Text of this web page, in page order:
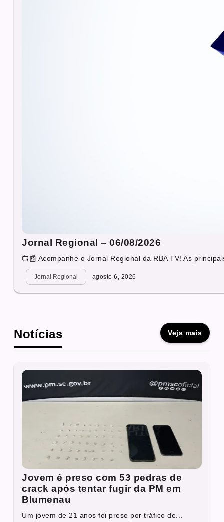
Jornal Regional – 06/08/2026
📺📰 Acompanhe o Jornal Regional da RBA TV! As
Jornal Regional agosto 6, 2026
Notícias Veja mais
Jovem é preso com 53 pedras de
crack após tentar fugir da PM em
Blumenau
Um jovem de 21 anos foi preso por tráfico de...